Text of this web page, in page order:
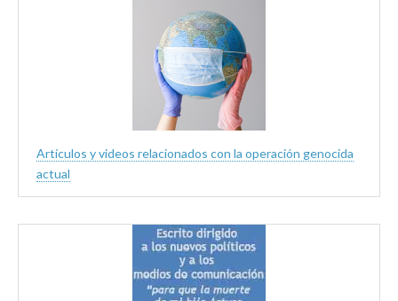
Artículos y videos relacionados con la operación genocida
actual